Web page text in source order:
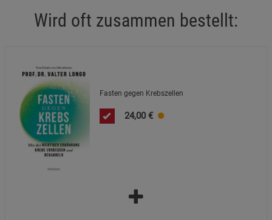
Wird oft zusammen bestellt:
Fasten gegen Krebszellen
24,00 €
Marketing Cookies (3)
Beschreibung Marketing Cookies